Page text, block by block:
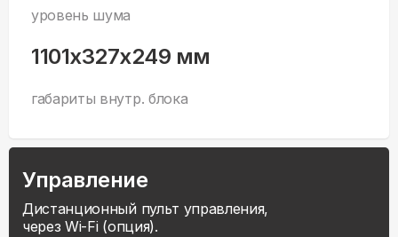
уровень шума
1101x327x249 мм
габариты внутр. блока
Управление
Дистанционный пульт управления,
через Wi-Fi (опция).